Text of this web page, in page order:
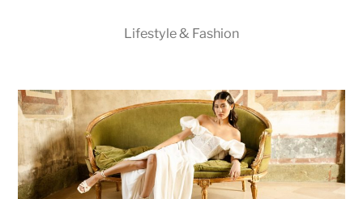
Lifestyle & Fashion